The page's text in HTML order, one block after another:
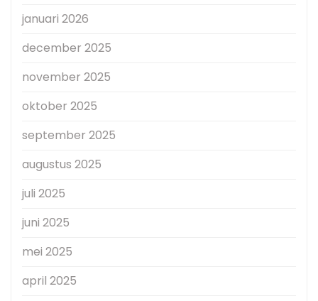
januari 2026
december 2025
november 2025
oktober 2025
september 2025
augustus 2025
juli 2025
juni 2025
mei 2025
april 2025